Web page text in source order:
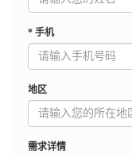
* 手机
地区
需求详情